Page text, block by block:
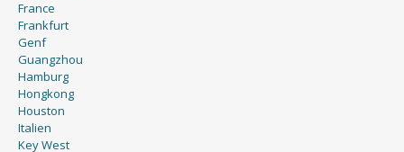
France
Frankfurt
Genf
Guangzhou
Hamburg
Hongkong
Houston
Italien
Key West